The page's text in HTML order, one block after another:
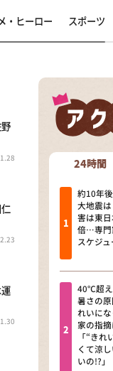
相
・ヒーロー スポーツ
24時間
約10年
大地震
害は東
倍…専門
スケジュ
40℃超え
暑さの
れいに
家の指
「“きれ
くて涼
いの!?」